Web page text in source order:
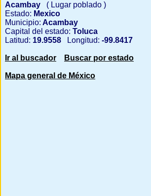
Acambay
( Lugar poblado )
Estado: Mexico
Municipio: Acambay
Capital del estado: Toluca
Latitud: 19.9558 Longitud: -99.8417
Ir al buscador Buscar por estado
Mapa general de México